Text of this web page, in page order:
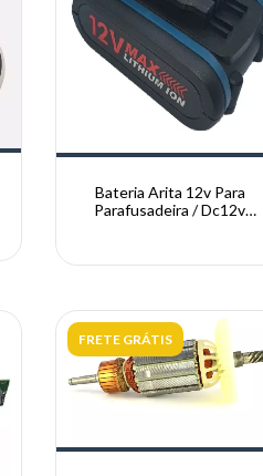
Bateria Arita 12v Para
Parafusadeira / Dc12v
FRETE GRÁTIS